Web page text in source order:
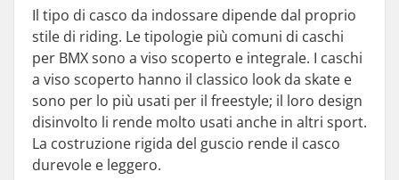
Il tipo di casco da indossare dipende dal proprio
stile di riding. Le tipologie più comuni di caschi
per BMX sono a viso scoperto e integrale. I caschi
a viso scoperto hanno il classico look da skate e
sono per lo più usati per il freestyle; il loro design
disinvolto li rende molto usati anche in altri sport.
La costruzione rigida del guscio rende il casco
durevole e leggero.